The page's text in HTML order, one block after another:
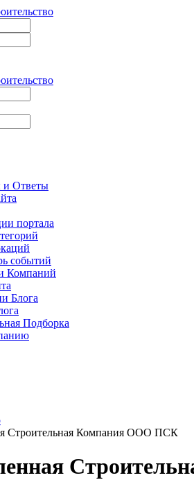
и Ответы
портала
событий
Компаний
Блога
Подборка
Строительная Компания ООО ПСК